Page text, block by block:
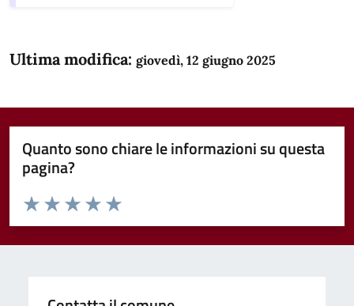
Ultima modifica: giovedì, 12 giugno 2025
Quanto sono chiare le informazioni su questa
pagina?
Domanda
Valuta da 1 a 5 stelle la pagina
Valuta 5 stelle su 5
Valuta 4 stelle su 5
Valuta 3 stelle su 5
Valuta 2 stelle su 5
Valuta 1 stelle su 5